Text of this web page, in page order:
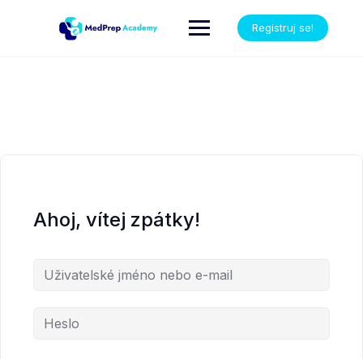
Registruj se!
Ahoj, vítej zpátky!